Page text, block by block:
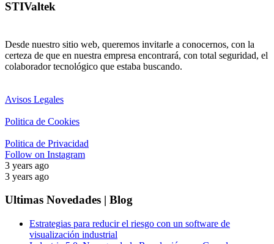
STIValtek
Desde nuestro sitio web, queremos invitarle a conocernos, con la
certeza de que en nuestra empresa encontrará, con total seguridad, el
colaborador tecnológico que estaba buscando.
Avisos Legales
Politica de Cookies
Politica de Privacidad
Follow on Instagram
3 years ago
3 years ago
Ultimas Novedades | Blog
Estrategias para reducir el riesgo con un software de
visualización industrial